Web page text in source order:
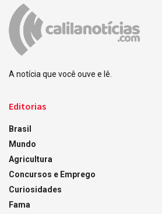
A notícia que você ouve e lê.
Editorias
Brasil
Mundo
Agricultura
Concursos e Emprego
Curiosidades
Fama